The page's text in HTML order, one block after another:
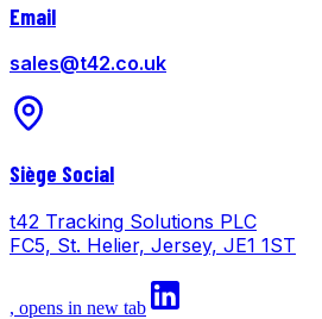
Email
sales@t42.co.uk
Siège Social
t42 Tracking Solutions PLC
FC5, St. Helier, Jersey, JE1 1ST
, opens in new tab